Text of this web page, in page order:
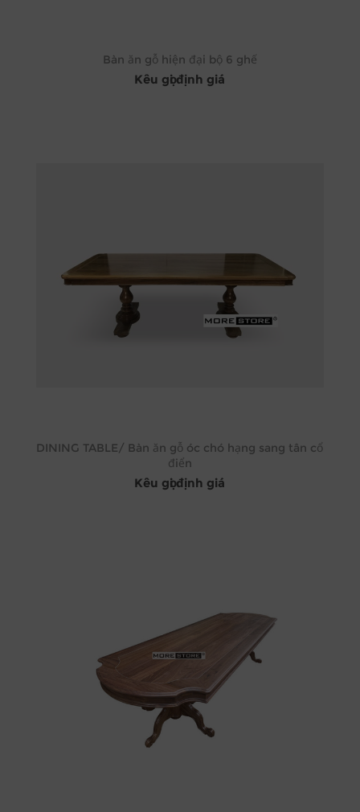
Bàn ăn gỗ hiện đại bộ 6 ghế
Kêu gọi định giá
DINING TABLE/ Bàn ăn gỗ óc chó hạng sang tân cổ
điển
Kêu gọi định giá